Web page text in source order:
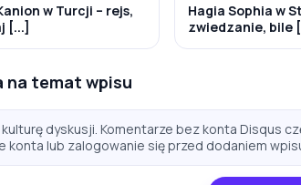
w Turcji – rejs,
[...]
Hagia Sophia w
zwiedzanie, bile
na temat wpisu
kulturę dyskusji. Komentarze bez konta Disqus
konta lub zalogowanie się przed dodaniem